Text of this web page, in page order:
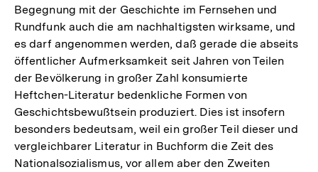
Begegnung mit der Geschichte im Fernsehen und
Rundfunk auch die am nachhaltigsten wirksame, und
es darf angenommen werden, daß gerade die abseits
öffentlicher Aufmerksamkeit seit Jahren von Teilen
der Bevölkerung in großer Zahl konsumierte
Heftchen-Literatur bedenkliche Formen von
Geschichtsbewußtsein produziert. Dies ist insofern
besonders bedeutsam, weil ein großer Teil dieser und
vergleichbarer Literatur in Buchform die Zeit des
Nationalsozialismus, vor allem aber den Zweiten